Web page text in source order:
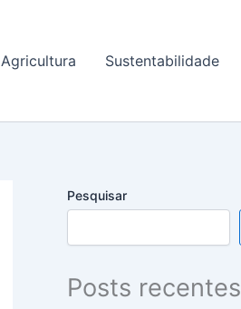
Agricultura Sustentabilidade
Pesquisar
Posts recentes